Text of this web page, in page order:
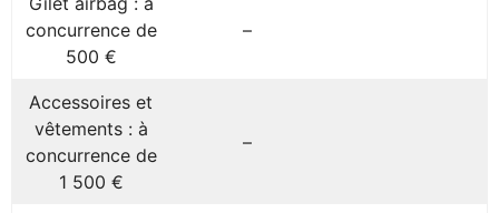
concurrence de
500 €
–
Accessoires et
vêtements : à
concurrence de
1 500 €
–